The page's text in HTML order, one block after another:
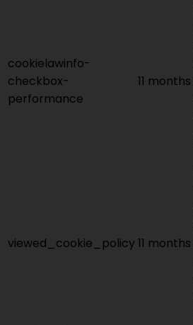
cookielawinfo-
checkbox-
performance
11 months
viewed_cookie_policy11 months